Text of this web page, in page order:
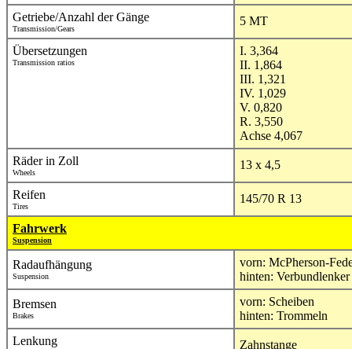
Getriebe/Anzahl der Gänge
Transmission/Gears
5 MT
Übersetzungen
Transmission ratios
I. 3,364
II. 1,864
III. 1,321
IV. 1,029
V. 0,820
R. 3,550
Achse 4,067
Räder in Zoll
Wheels
13 x 4,5
Reifen
Tires
145/70 R 13
Fahrwerk
Suspension
Radaufhängung
Suspension
vorn: McPherson-
hinten:
Bremsen
Brakes
vorn: Scheiben
hinten: Trommeln
Lenkung
Zahnstange